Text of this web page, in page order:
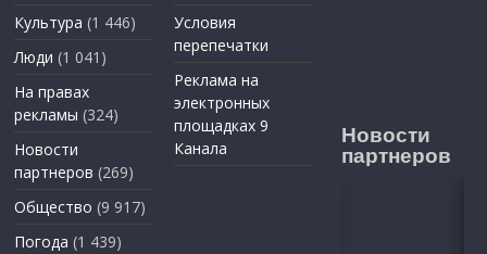
Культура (1 446)
Люди (1 041)
На правах
рекламы (324)
Новости
партнеров (269)
Общество (9 917)
Погода (1 439)
Условия
перепечатки
Реклама на
электронных
площадках 9
Канала
Новости
партнеров